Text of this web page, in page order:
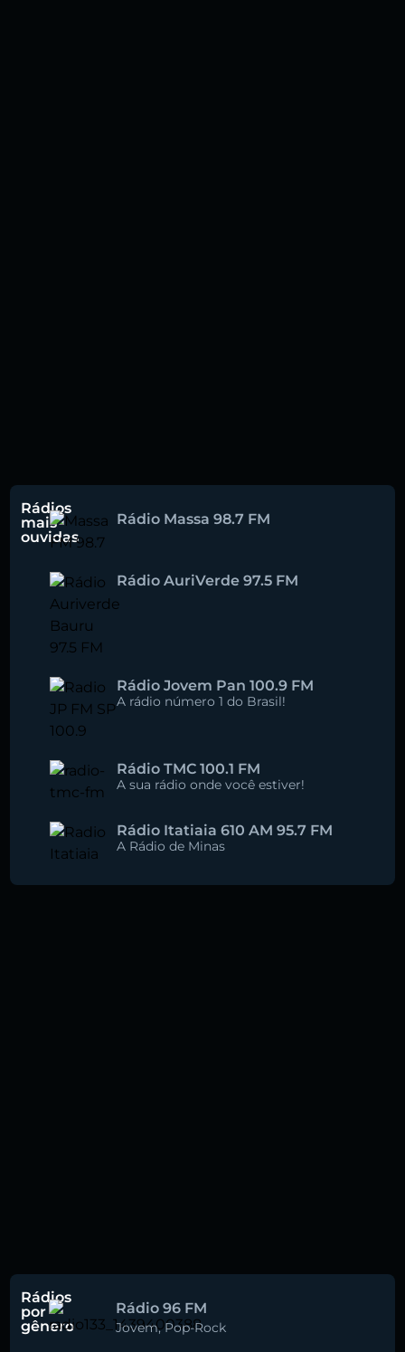
Rádios
mais
ouvidas
Rádio Massa 98.7 FM
Rádio AuriVerde 97.5 FM
Rádio Jovem Pan 100.9 FM
A rádio número 1 do Brasil!
Rádio TMC 100.1 FM
A sua rádio onde você estiver!
Rádio Itatiaia 610 AM 95.7 FM
A Rádio de Minas
Rádios
por
gênero
Rádio 96 FM
Jovem,Pop-Rock